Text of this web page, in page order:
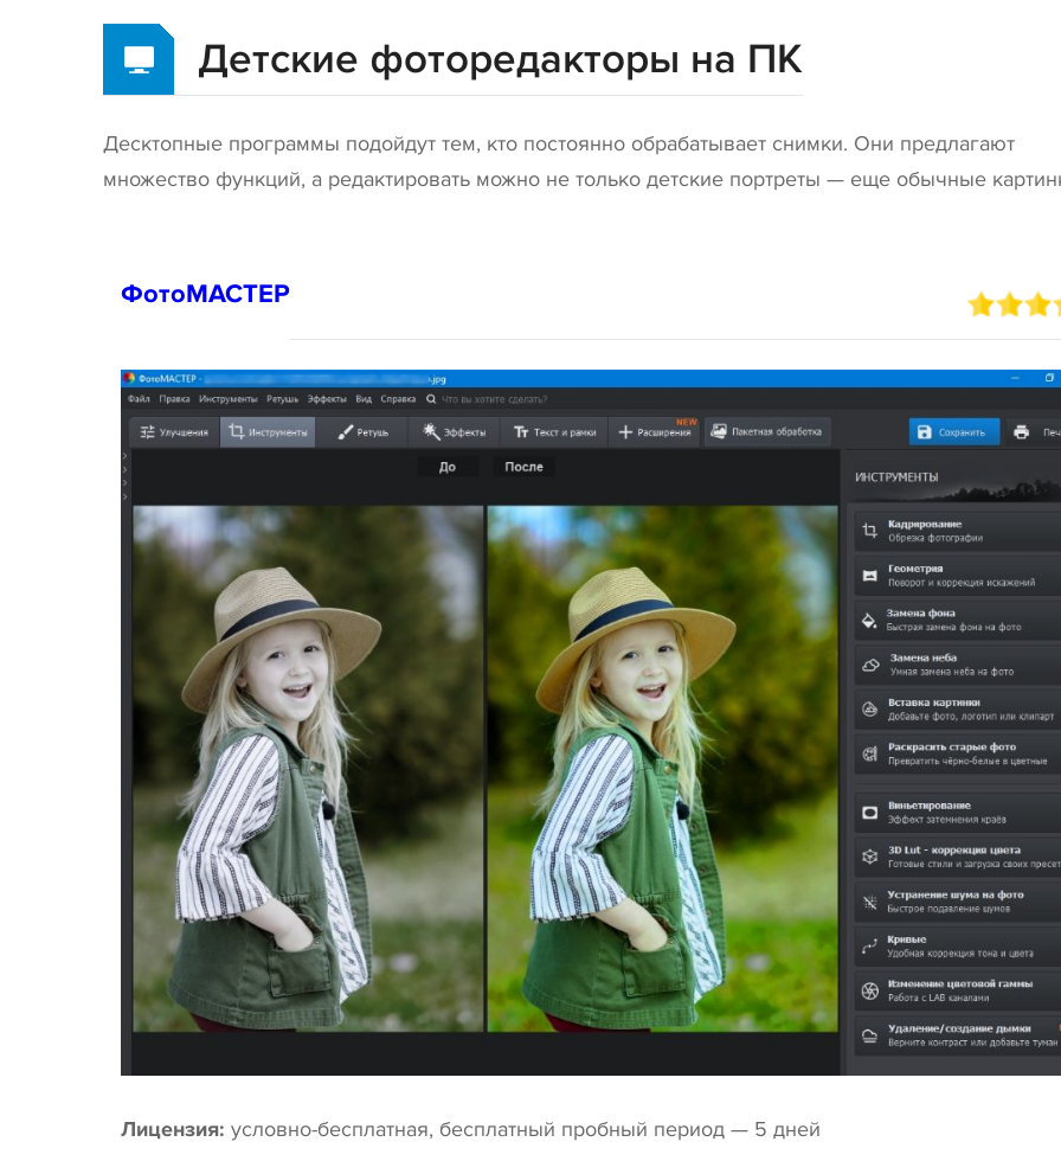
Детские фоторедакторы на ПК
Десктопные программы подойдут тем, кто постоянно обрабатывает снимки. Они предлагают
множество функций, а редактировать можно не только детские портреты — еще обычные
ФотоМАСТЕР
Лицензия: условно-бесплатная, бесплатный пробный период — 5 дней